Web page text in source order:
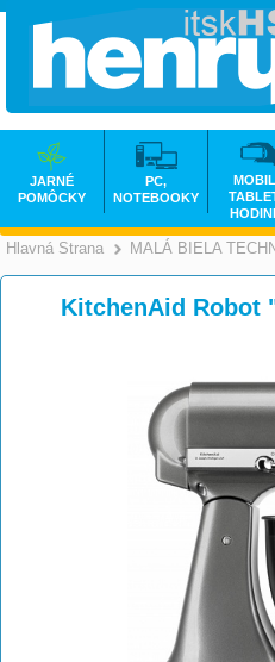
Hlavná Strana >
MALÁ BIELA
KitchenAid Robot
JARNÉ
POMÔCKY
PC,
NOTEBOOKY